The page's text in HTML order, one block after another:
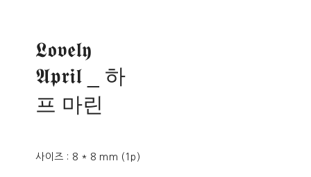
𝕷𝖔𝖛𝖊𝖑𝖞
𝕬𝖕𝖗𝖎𝖑 _ 하
프 마린
사이즈 : 8 * 8 mm (1p)